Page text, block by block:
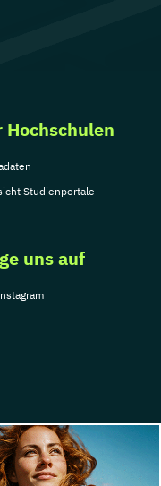
Hochschulen
Studienportale
uns auf